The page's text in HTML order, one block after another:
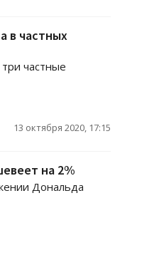
в частных
частные
13 октября 2020, 17:15
на 2%
Дональда